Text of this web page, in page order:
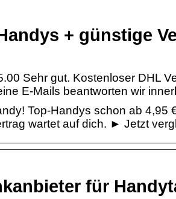
+ günstige
Sehr gut. Kostenloser DHL
E-Mails beantworten wir
Top-Handys schon ab 4,95
wartet auf dich. ► Jetzt
für